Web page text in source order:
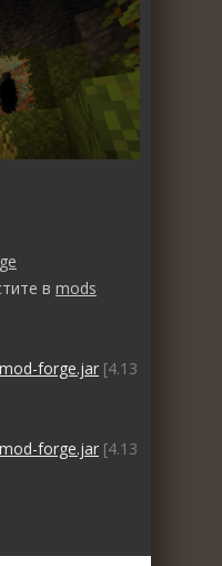
в mods
forge.jar [4.13
forge.jar [4.13